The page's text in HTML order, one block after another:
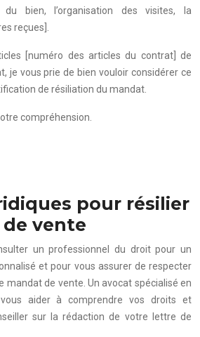
bien, l’organisation des visites, la
reçues].
[numéro des articles du contrat] de
je vous prie de bien vouloir considérer ce
de résiliation du mandat.
compréhension.
pour résilier
vente
un professionnel du droit pour un
et pour vous assurer de respecter
mandat de vente. Un avocat spécialisé en
aider à comprendre vos droits et
sur la rédaction de votre lettre de